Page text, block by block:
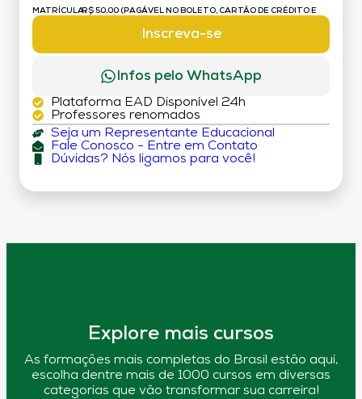
MATRÍCULA:R$ 50,00 (PAGÁVEL NO BOLETO, CARTÃO DE CRÉDITO E
Inscreva-se
Infos pelo WhatsApp
Plataforma EAD Disponível 24h
Professores renomados
Seja um Representante Educacional
Fale Conosco - Entre em Contato
Dúvidas? Nós ligamos para você!
Explore mais cursos
As formações mais completas do Brasil estão aqui,
escolha dentre mais de 1000 cursos em diversas
categorias que vão transformar sua carreira!